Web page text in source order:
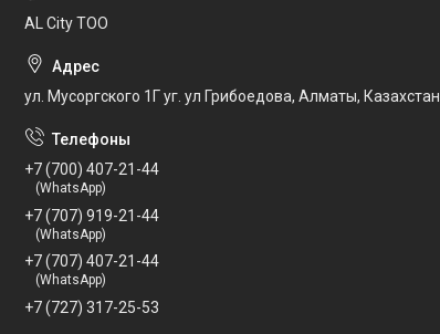
AL City ТОО
ул. Мусоргского 1Г уг. ул Грибоедова, Алматы, Казахстан
+7 (700) 407-21-44
(WhatsApp)
+7 (707) 919-21-44
(WhatsApp)
+7 (707) 407-21-44
(WhatsApp)
+7 (727) 317-25-53